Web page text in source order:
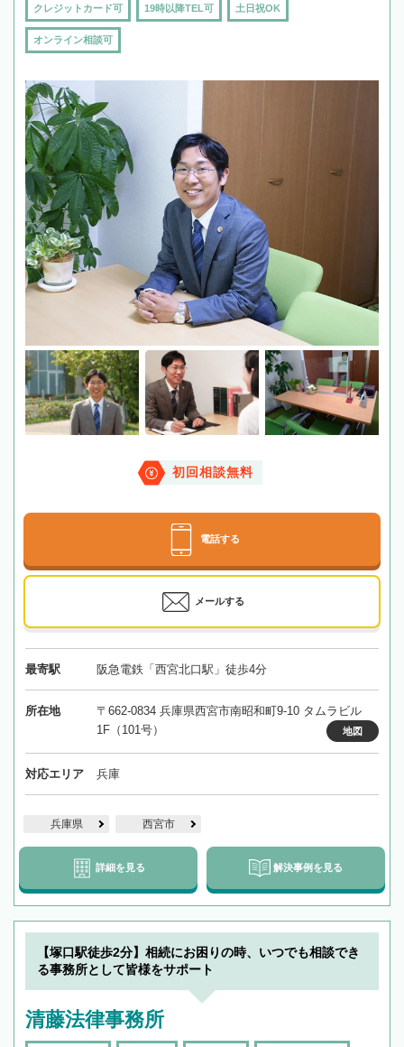
クレジットカード可 19時以降TEL可 土日祝OK
オンライン相談可
初回相談無料
電話する
メールする
最寄駅 阪急電鉄「西宮北口駅」徒歩4分
所在地
〒662-0834 兵庫県西宮市南昭和町9-10 タムラビル
1F（101号）
地図
対応エリア 兵庫
兵庫県 西宮市
詳細を見る 解決事例を見る
【塚口駅徒歩2分】相続にお困りの時、いつでも相談でき
る事務所として皆様をサポート
清藤法律事務所